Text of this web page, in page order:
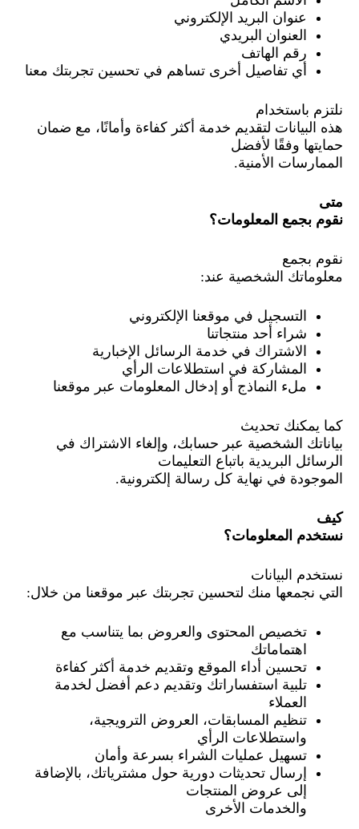
عنوان البريد الإلكتروني
العنوان البريدي
رقم الهاتف
أي تفاصيل أخرى تساهم في تحسين تجربتك معنا
نلتزم باستخدام
هذه البيانات لتقديم خدمة أكثر كفاءة وأمانًا، مع ضمان
حمايتها وفقًا لأفضل
الممارسات الأمنية.
متى
نقوم بجمع المعلومات؟
نقوم بجمع
معلوماتك الشخصية عند:
التسجيل في موقعنا الإلكتروني
شراء أحد منتجاتنا
الاشتراك في خدمة الرسائل الإخبارية
المشاركة في استطلاعات الرأي
ملء النماذج أو إدخال المعلومات عبر موقعنا
كما يمكنك تحديث
بياناتك الشخصية عبر حسابك، وإلغاء الاشتراك في
الرسائل البريدية باتباع التعليمات
الموجودة في نهاية كل رسالة إلكترونية.
كيف
نستخدم المعلومات؟
نستخدم البيانات
التي نجمعها منك لتحسين تجربتك عبر موقعنا من خلال:
تخصيص المحتوى والعروض بما يتناسب مع
اهتماماتك
تحسين أداء الموقع وتقديم خدمة أكثر كفاءة
تلبية استفساراتك وتقديم دعم أفضل لخدمة
العملاء
تنظيم المسابقات، العروض الترويجية،
واستطلاعات الرأي
تسهيل عمليات الشراء بسرعة وأمان
إرسال تحديثات دورية حول مشترياتك، بالإضافة
إلى عروض المنتجات
والخدمات الأخرى